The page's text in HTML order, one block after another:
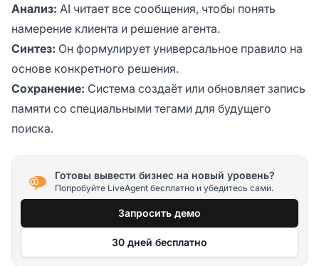
Анализ: AI читает все сообщения, чтобы понять
намерение клиента и решение агента.
Синтез: Он формулирует универсальное правило на
основе конкретного решения.
Сохранение: Система создаёт или обновляет запись
памяти со специальными тегами для будущего
поиска.
Готовы вывести бизнес на новый уровень?
Попробуйте LiveAgent бесплатно и убедитесь сами.
Запросить демо
30 дней бесплатно